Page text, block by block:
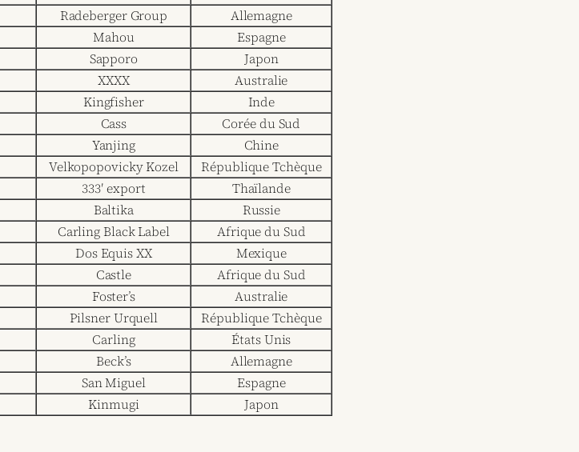
Radeberger Group
Allemagne
Mahou
Espagne
Sapporo
Japon
XXXX
Australie
Kingfisher
Inde
Cass
Corée du Sud
Yanjing
Chine
Velkopopovicky Kozel
République Tchèque
333′ export
Thaïlande
Baltika
Russie
Carling Black Label
Afrique du Sud
Dos Equis XX
Mexique
Castle
Afrique du Sud
Foster’s
Australie
Pilsner Urquell
République Tchèque
Carling
États Unis
Beck’s
Allemagne
San Miguel
Espagne
Kinmugi Japon